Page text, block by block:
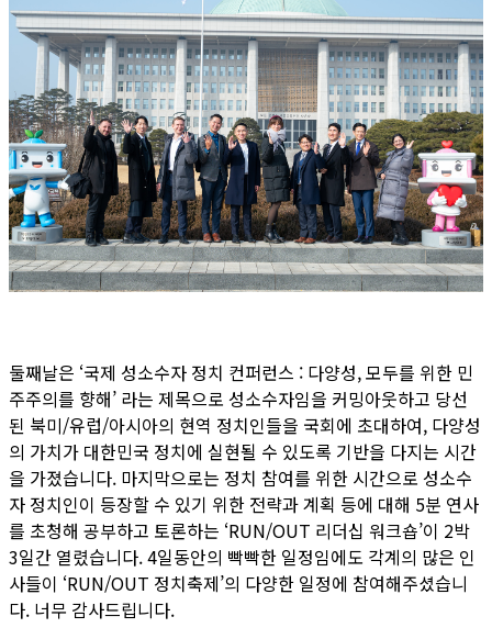
둘째날은 ‘국제 성소수자 정치 컨퍼런스 : 다양성, 모두를 위한 민
주주의를 향해’ 라는 제목으로 성소수자임을 커밍아웃하고 당선
된 북미/유럽/아시아의 현역 정치인들을 국회에 초대하여, 다양성
의 가치가 대한민국 정치에 실현될 수 있도록 기반을 다지는 시간
을 가졌습니다. 마지막으로는 정치 참여를 위한 시간으로 성소수
자 정치인이 등장할 수 있기 위한 전략과 계획 등에 대해 5분 연사
를 초청해 공부하고 토론하는 ‘RUN/OUT 리더십 워크숍’이 2박
3일간 열렸습니다. 4일동안의 빡빡한 일정임에도 각계의 많은 인
사들이 ‘RUN/OUT 정치축제’의 다양한 일정에 참여해주셨습니
다. 너무 감사드립니다.